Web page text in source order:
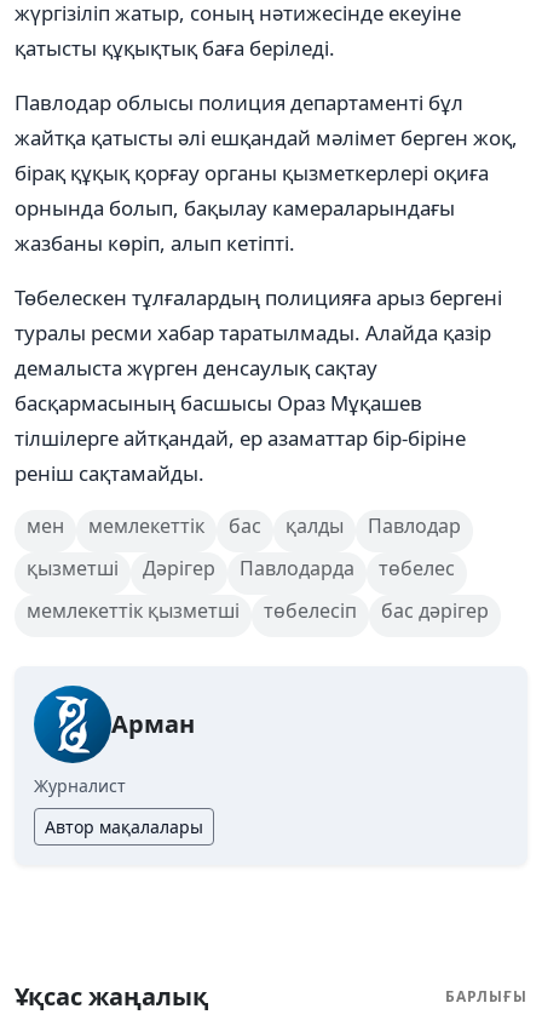
жүргізіліп жатыр, соның нәтижесінде екеуіне
қатысты құқықтық баға беріледі.
Павлодар облысы полиция департаменті бұл
жайтқа қатысты әлі ешқандай мәлімет берген жоқ,
бірақ құқық қорғау органы қызметкерлері оқиға
орнында болып, бақылау камераларындағы
жазбаны көріп, алып кетіпті.
Төбелескен тұлғалардың полицияға арыз бергені
туралы ресми хабар таратылмады. Алайда қазір
демалыста жүрген денсаулық сақтау
басқармасының басшысы Ораз Мұқашев
тілшілерге айтқандай, ер азаматтар бір-біріне
реніш сақтамайды.
мен мемлекеттік бас қалды
Павлодар
қызметші
Дәрігер Павлодарда
төбелес
мемлекеттік қызметші
төбелесіп бас дәрігер
Арман
Журналист
Автор мақалалары
Ұқсас жаңалық БАРЛЫҒЫ